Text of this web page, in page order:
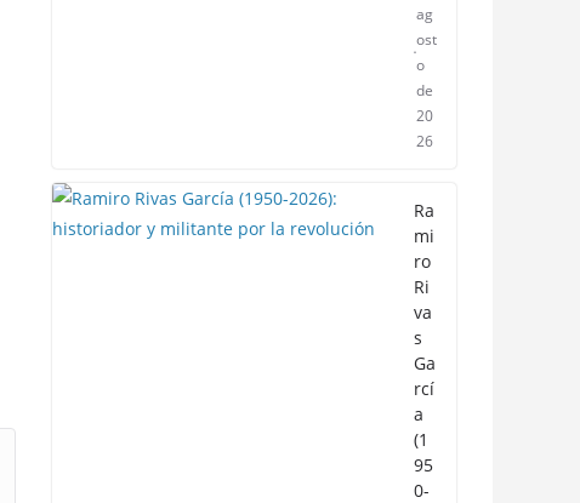
ag
ost
o
de
20
26
Ra
mi
ro
Ri
va
s
Ga
rcí
a
(1
95
0-